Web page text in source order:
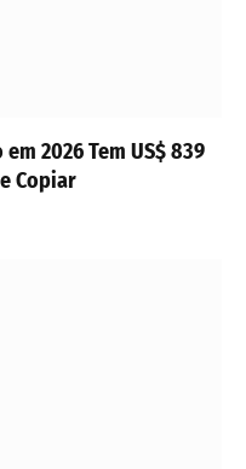
2026 Tem US$ 839
Copiar